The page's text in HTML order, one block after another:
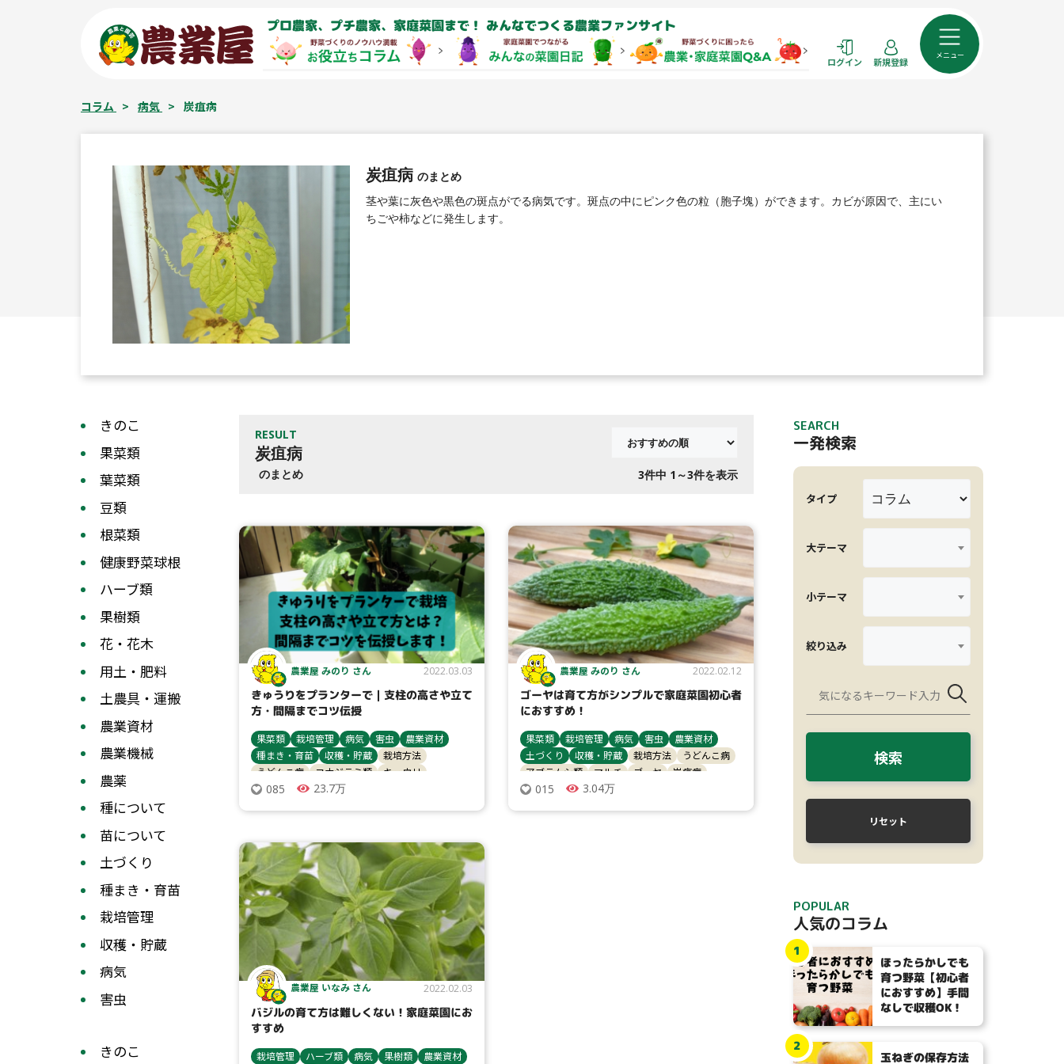
プロ農家、プチ農家、家庭菜園まで！ みんなでつくる農業ファンサイト
ログイン 新規登録
メニュー
コラム > 病気 > 炭疽病
炭疽病 のまとめ
茎や葉に灰色や黒色の斑点がでる病気です。斑点の中にピンク色の粒（胞子塊）ができます。カビが原因で、主にい
ちごや柿などに発生します。
きのこ
果菜類
葉菜類
豆類
根菜類
健康野菜球根
ハーブ類
果樹類
花・花木
用土・肥料
土農具・運搬
農業資材
農業機械
農薬
種について
苗について
土づくり
種まき・育苗
栽培管理
収穫・貯蔵
病気
害虫
きのこ
RESULT
炭疽病
のまとめ 3件中 1～3件を表示
農業屋 みのり さん 2022.03.03
きゅうりをプランターで｜支柱の高さや立て
方・間隔までコツ伝授
果菜類 栽培管理 病気 害虫
農業資材
種まき・育苗
収穫・貯蔵
栽培方法
うどんこ病
コナジラミ類
キュウリ
アブラムシ類
べと病
085 23.7万
農業屋 みのり さん 2022.02.12
ゴーヤは育て方がシンプルで家庭菜園初心者
におすすめ！
果菜類 栽培管理 病気 害虫
農業資材
土づくり
収穫・貯蔵 栽培方法
うどんこ病
アブラムシ類
マルチ ゴーヤ 炭疽病
015 3.04万
農業屋 いなみ さん 2022.02.03
バジルの育て方は難しくない！家庭菜園にお
すすめ
栽培管理 ハーブ類 病気 果樹類
農業資材
SEARCH
一発検索
タイプ
大テーマ
小テーマ
絞り込み
検索
リセット
POPULAR
人気のコラム
ほったらかしでも
育つ野菜【初心者
におすすめ】手間
なしで収穫OK！
1
玉ねぎの保存方法
2